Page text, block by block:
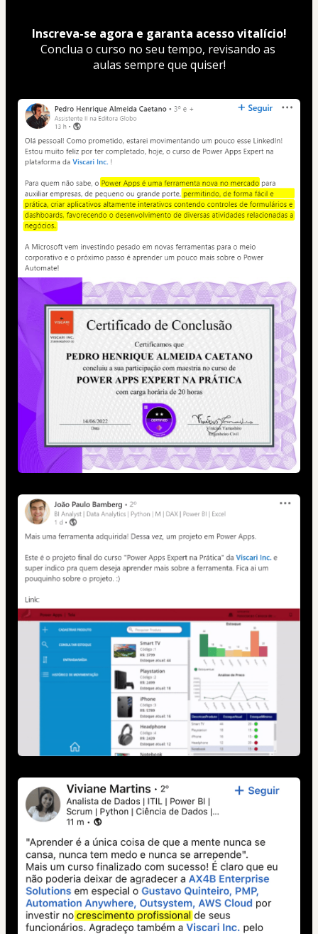
Inscreva-se agora e garanta acesso vitalício!
Conclua o curso no seu tempo, revisando as
aulas sempre que quiser!